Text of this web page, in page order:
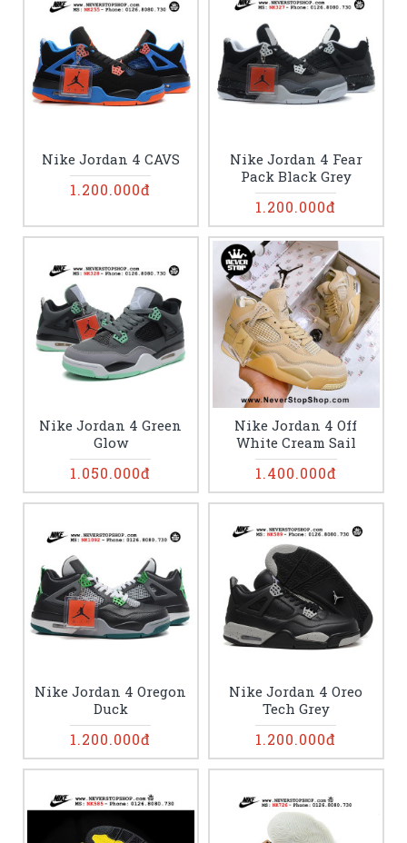
Nike Jordan 4 CAVS
1.200.000đ
Nike Jordan 4 Fear
Pack Black Grey
1.200.000đ
Nike Jordan 4 Green
Glow
1.050.000đ
Nike Jordan 4 Off
White Cream Sail
1.400.000đ
Nike Jordan 4 Oregon
Duck
1.200.000đ
Nike Jordan 4 Oreo
Tech Grey
1.200.000đ